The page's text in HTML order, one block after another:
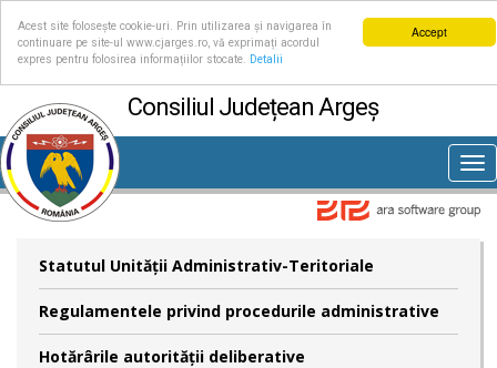
Accept
Acest site folosește cookie-uri. Prin utilizarea și navigarea în
continuare pe site-ul www.cjarges.ro, vă exprimați acordul
expres pentru folosirea informațiilor stocate.
Detalii
Consiliul Județean Argeș
Statutul Unităţii Administrativ-Teritoriale
Regulamentele privind procedurile administrative
Hotărârile autorităţii deliberative